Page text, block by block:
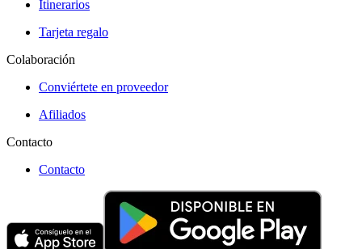
Itinerarios
Tarjeta regalo
Colaboración
Conviértete en proveedor
Afiliados
Contacto
Contacto